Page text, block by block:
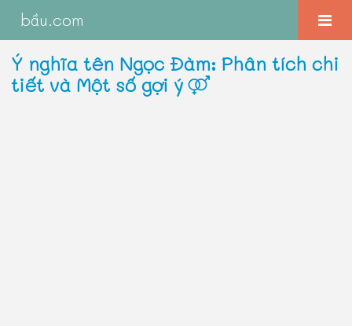
bầu.com
Ý nghĩa tên Ngọc Đàm: Phân tích chi
tiết và Một số gợi ý